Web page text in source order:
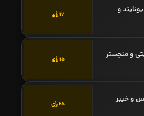
و
17 رأی
و منچستر
15 رأی
و خیبر
65 رأی